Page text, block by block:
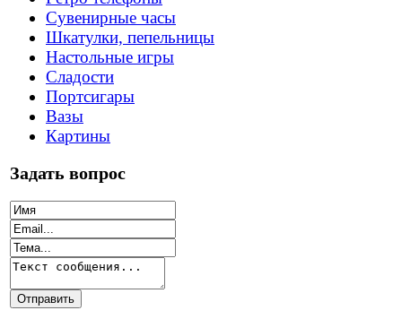
Сувенирные часы
Шкатулки, пепельницы
Настольные игры
Сладости
Портсигары
Вазы
Картины
Задать вопрос